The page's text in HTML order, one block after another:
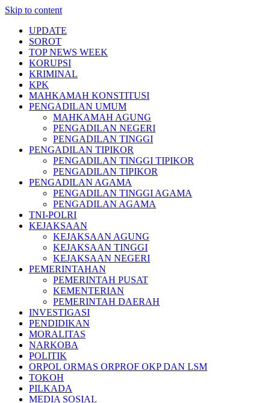
Skip to content
UPDATE
SOROT
TOP NEWS WEEK
KORUPSI
KRIMINAL
KPK
MAHKAMAH KONSTITUSI
PENGADILAN UMUM
MAHKAMAH AGUNG
PENGADILAN NEGERI
PENGADILAN TINGGI
PENGADILAN TIPIKOR
PENGADILAN TINGGI TIPIKOR
PENGADILAN TIPIKOR
PENGADILAN AGAMA
PENGADILAN TINGGI AGAMA
PENGADILAN AGAMA
TNI-POLRI
KEJAKSAAN
KEJAKSAAN AGUNG
KEJAKSAAN TINGGI
KEJAKSAAN NEGERI
PEMERINTAHAN
PEMERINTAH PUSAT
KEMENTERIAN
PEMERINTAH DAERAH
INVESTIGASI
PENDIDIKAN
MORALITAS
NARKOBA
POLITIK
ORPOL ORMAS ORPROF OKP DAN LSM
TOKOH
PILKADA
MEDIA SOSIAL